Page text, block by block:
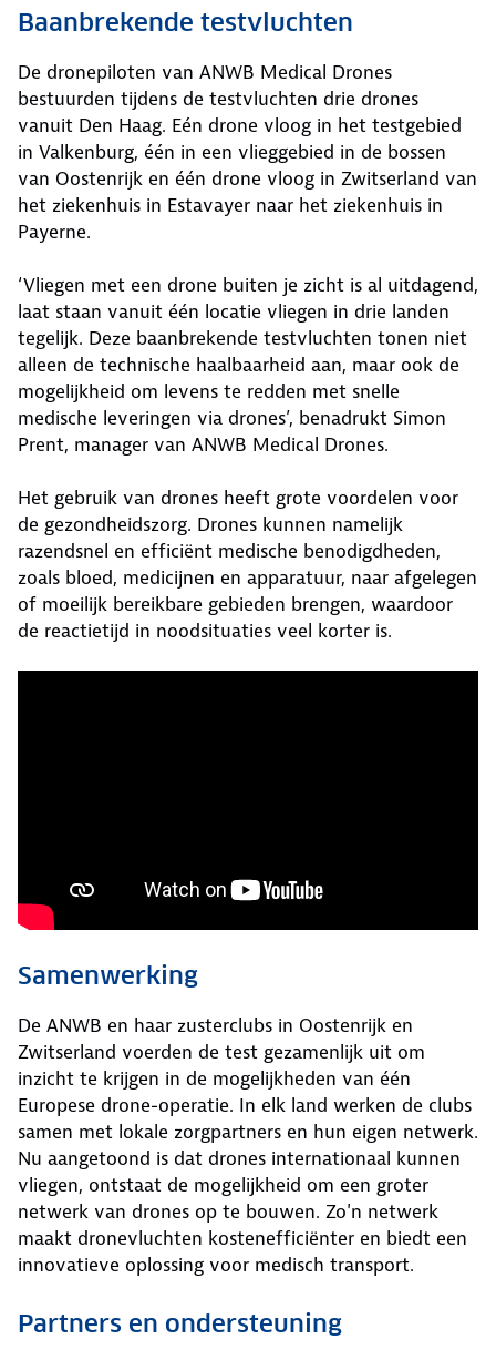
Baanbrekende testvluchten
De dronepiloten van ANWB Medical Drones
bestuurden tijdens de testvluchten drie drones
vanuit Den Haag. Eén drone vloog in het testgebied
in Valkenburg, één in een vlieggebied in de bossen
van Oostenrijk en één drone vloog in Zwitserland van
het ziekenhuis in Estavayer naar het ziekenhuis in
Payerne.
‘Vliegen met een drone buiten je zicht is al uitdagend,
laat staan vanuit één locatie vliegen in drie landen
tegelijk. Deze baanbrekende testvluchten tonen niet
alleen de technische haalbaarheid aan, maar ook de
mogelijkheid om levens te redden met snelle
medische leveringen via drones’, benadrukt Simon
Prent, manager van ANWB Medical Drones.
Het gebruik van drones heeft grote voordelen voor
de gezondheidszorg. Drones kunnen namelijk
razendsnel en efficiënt medische benodigdheden,
zoals bloed, medicijnen en apparatuur, naar afgelegen
of moeilijk bereikbare gebieden brengen, waardoor
de reactietijd in noodsituaties veel korter is.
Samenwerking
De ANWB en haar zusterclubs in Oostenrijk en
Zwitserland voerden de test gezamenlijk uit om
inzicht te krijgen in de mogelijkheden van één
Europese drone-operatie. In elk land werken de clubs
samen met lokale zorgpartners en hun eigen netwerk.
Nu aangetoond is dat drones internationaal kunnen
vliegen, ontstaat de mogelijkheid om een groter
netwerk van drones op te bouwen. Zo'n netwerk
maakt dronevluchten kostenefficiënter en biedt een
innovatieve oplossing voor medisch transport.
Partners en ondersteuning